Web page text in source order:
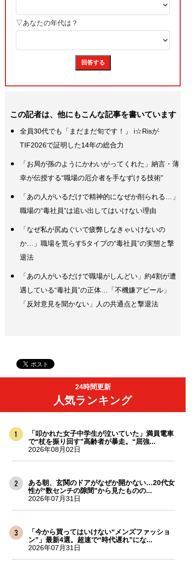
この記者は、他にもこんな記事を書いています
全員30代でも「まだまだ旬です！」 i☆Risが
TIF2026で証明した14年の総合力
「お局が孫のようにかわいがってくれた」納言・薄
幸が伝授する“職場の厄介者を手なずける技術”
「あの人がいるだけで精神的になぜか削られる…」
職場の“毒社員”は追い出してはいけない理由
「なぜ私が尻ぬぐいで疲弊しなきゃいけないの
か…」職場を荒らす5タイプの“毒社員”の実態と撃
退法
「あの人がいるだけで職場がしんどい」約4割が遭
遇している“毒社員”の正体…「不機嫌アピール」
「反対意見を聞かない」人の共通点と撃退法
24時間更新
人気ランキング
「叩かれた女子中学生が泣いていた」満員電車
で“杖を振り回す”高齢者が暴走。“屈強...
2026年08月02日
ある朝、玄関のドアがなぜか開かない…20代女
性が“数センチの隙間”から見たものの...
2026年07月31日
「今から買ってはいけない“メンズファッショ
ン”」最新4選。超速で“時代遅れ”にな...
2026年07月31日